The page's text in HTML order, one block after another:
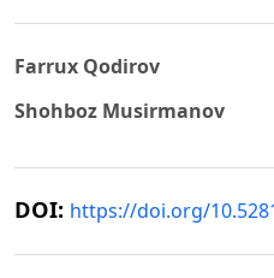
Farrux Qodirov
Shohboz Musirmanov
DOI: https://doi.org/